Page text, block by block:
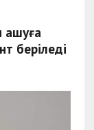
ашуға
беріледі